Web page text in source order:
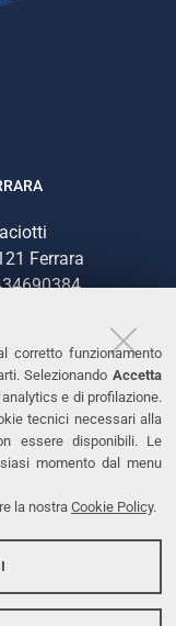
corretto funzionamento
Selezionando Accetta
e di profilazione.
tecnici necessari alla
essere disponibili. Le
momento dal menu
la nostra Cookie Policy.
Ferrara